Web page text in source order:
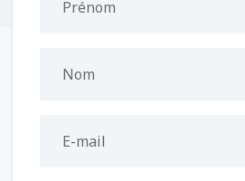
Prénom
Nom
E-mail